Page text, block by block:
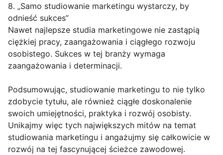
8. „Samo studiowanie marketingu wystarczy, by
odnieść sukces”
Nawet najlepsze studia marketingowe nie zastąpią
ciężkiej pracy, zaangażowania i ciągłego rozwoju
osobistego. Sukces w tej branży wymaga
zaangażowania i determinacji.
Podsumowując, studiowanie marketingu to nie tylko
zdobycie tytułu, ale również ciągłe doskonalenie
swoich umiejętności, praktyka i rozwój osobisty.
Unikajmy więc tych największych mitów na temat
studiowania marketingu i angażujmy się całkowicie w
rozwój na tej fascynującej ścieżce zawodowej.